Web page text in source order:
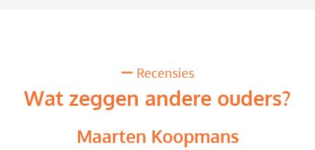
Recensies
Wat zeggen andere ouders?
Maarten Koopmans